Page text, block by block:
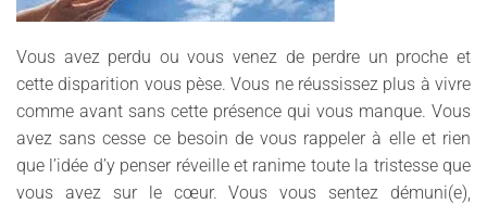
Vous avez perdu ou vous venez de perdre un proche et
cette disparition vous pèse. Vous ne réussissez plus à vivre
comme avant sans cette présence qui vous manque. Vous
avez sans cesse ce besoin de vous rappeler à elle et rien
que l’idée d’y penser réveille et ranime toute la tristesse que
vous avez sur le cœur. Vous vous sentez démuni(e),